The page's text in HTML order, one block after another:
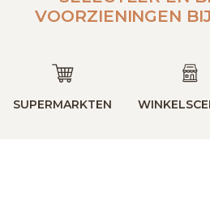
VOORZIENINGEN
SUPERMARKTEN